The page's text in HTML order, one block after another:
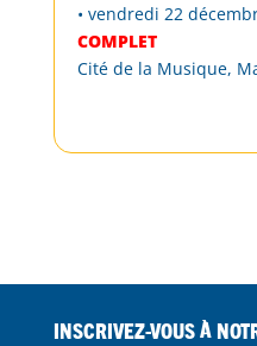
• vendredi 22
COMPLET
Cité de la Musique,
Inscrivez-vous à